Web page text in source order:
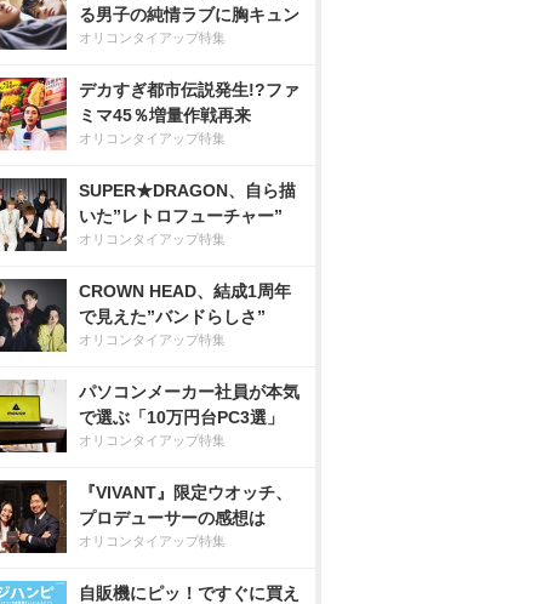
る男子の純情ラブに胸キュン
オリコンタイアップ特集
デカすぎ都市伝説発生!?ファ
ミマ45％増量作戦再来
オリコンタイアップ特集
SUPER★DRAGON、自ら描
いた”レトロフューチャー”
オリコンタイアップ特集
CROWN HEAD、結成1周年
で見えた”バンドらしさ”
オリコンタイアップ特集
パソコンメーカー社員が本気
で選ぶ「10万円台PC3選」
オリコンタイアップ特集
『VIVANT』限定ウオッチ、
プロデューサーの感想は
オリコンタイアップ特集
自販機にピッ！ですぐに買え